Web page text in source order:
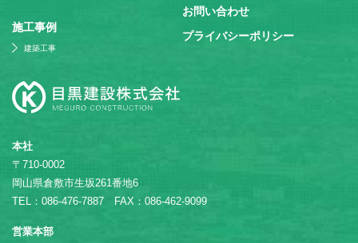
本社
〒710-0002
岡山県倉敷市生坂261番地6
TEL：086-476-7887 FAX：086-462-9099
営業本部
施⼯事例
建築工事
お問い合わせ
プライバシーポリシー